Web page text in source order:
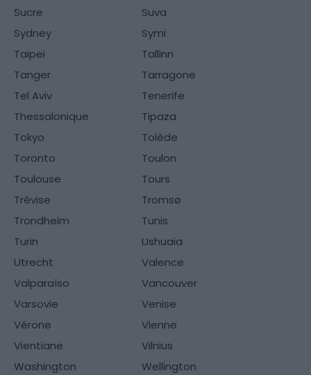
Sucre
Suva
Sydney
Symi
Taipei
Tallinn
Tanger
Tarragone
Tel Aviv
Tenerife
Thessalonique
Tipaza
Tokyo
Tolède
Toronto
Toulon
Toulouse
Tours
Trévise
Tromsø
Trondheim
Tunis
Turin
Ushuaia
Utrecht
Valence
Valparaíso
Vancouver
Varsovie
Venise
Vérone
Vienne
Vientiane
Vilnius
Washington
Wellington